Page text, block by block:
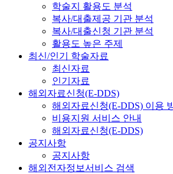
학술지 활용도 분석
복사/대출제공 기관 분석
복사/대출신청 기관 분석
활용도 높은 주제
최신/인기 학술자료
최신자료
인기자료
해외자료신청(E-DDS)
해외자료신청(E-DDS) 이용
비용지원 서비스 안내
해외자료신청(E-DDS)
공지사항
공지사항
해외전자정보서비스 검색